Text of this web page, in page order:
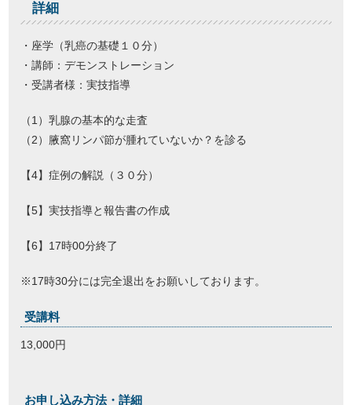
詳細
・座学（乳癌の基礎１０分）
・講師：デモンストレーション
・受講者様：実技指導
（1）乳腺の基本的な走査
（2）腋窩リンパ節が腫れていないか？を診る
【4】症例の解説（３０分）
【5】実技指導と報告書の作成
【6】17時00分終了
※17時30分には完全退出をお願いしております。
受講料
13,000円
お申し込み方法・詳細